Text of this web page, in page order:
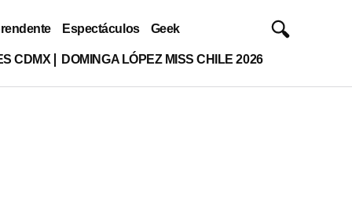
Espectáculos Geek
CDMX DOMINGA LÓPEZ MISS CHILE 2026